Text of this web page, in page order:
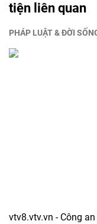
tiện liên quan
PHÁP LUẬT & ĐỜI
vtv8.vtv.vn - Công